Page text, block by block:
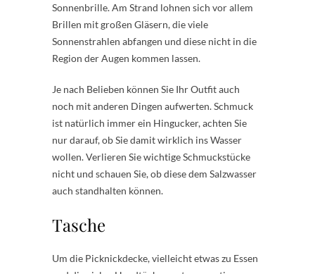
Sonnenbrille. Am Strand lohnen sich vor allem
Brillen mit großen Gläsern, die viele
Sonnenstrahlen abfangen und diese nicht in die
Region der Augen kommen lassen.
Je nach Belieben können Sie Ihr Outfit auch
noch mit anderen Dingen aufwerten. Schmuck
ist natürlich immer ein Hingucker, achten Sie
nur darauf, ob Sie damit wirklich ins Wasser
wollen. Verlieren Sie wichtige Schmuckstücke
nicht und schauen Sie, ob diese dem Salzwasser
auch standhalten können.
Tasche
Um die Picknickdecke, vielleicht etwas zu Essen